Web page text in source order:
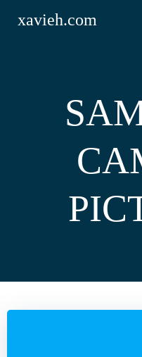
xavieh.com